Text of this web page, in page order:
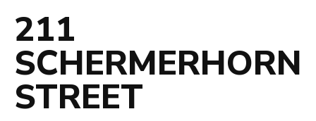
211
SCHERMERHORN
STREET